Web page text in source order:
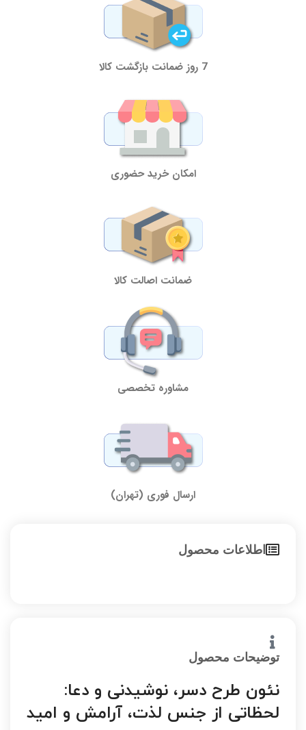
7 روز ضمانت بازگشت کالا
امکان خرید حضوری
ضمانت اصالت کالا
مشاوره تخصصی
ارسال فوری (تهران)
اطلاعات محصول
توضیحات محصول
نئون طرح دسر، نوشیدنی و دعا:
لحظاتی از جنس لذت، آرامش و امید